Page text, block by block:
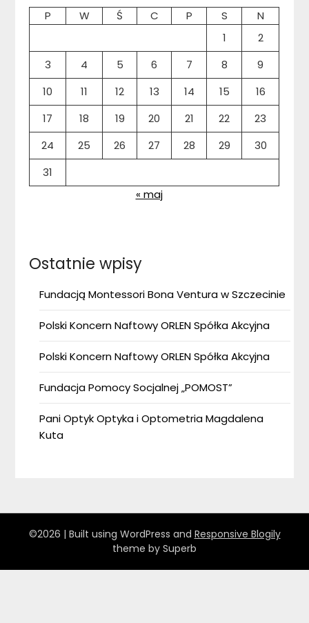
P W Ś C P S
N
1
2
3
4 5 6 7 8
9
10
11 12 13 14 15
16
17
18 19 20 21 22
23
24
25 26 27 28 29
30
31
« maj
Ostatnie wpisy
Fundacją Montessori Bona Ventura w Szczecinie
Polski Koncern Naftowy ORLEN Spółka Akcyjna
Polski Koncern Naftowy ORLEN Spółka Akcyjna
Fundacja Pomocy Socjalnej „POMOST”
Pani Optyk Optyka i Optometria Magdalena
Kuta
©2026 | Built using WordPress and Responsive Blogily
theme by Superb